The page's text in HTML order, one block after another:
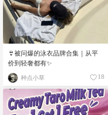
👙被问爆的泳衣品牌合集｜从平
价到轻奢都有✨
种点小草 18